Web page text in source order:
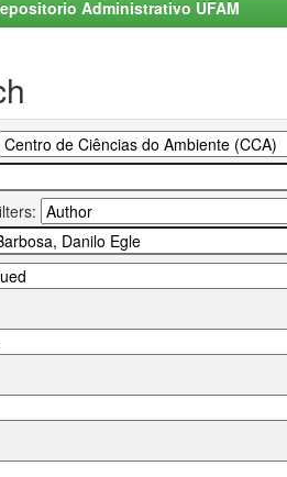
Administrativo UFAM